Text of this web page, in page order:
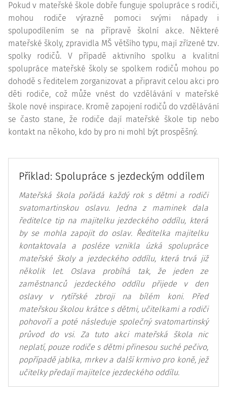
Pokud v mateřské škole dobře funguje spolupráce s rodiči,
mohou rodiče výrazně pomoci svými nápady i
spolupodílením se na přípravě školní akce. Některé
mateřské školy, zpravidla MŠ většího typu, mají zřízené tzv.
spolky rodičů. V případě aktivního spolku a kvalitní
spolupráce mateřské školy se spolkem rodičů mohou po
dohodě s ředitelem zorganizovat a připravit celou akci pro
děti rodiče, což může vnést do vzdělávání v mateřské
škole nové inspirace. Kromě zapojení rodičů do vzdělávání
se často stane, že rodiče dají mateřské škole tip nebo
kontakt na někoho, kdo by pro ni mohl být prospěšný.
Příklad: Spolupráce s jezdeckým oddílem
Mateřská škola pořádá každý rok s dětmi a rodiči
svatomartinskou oslavu. Jedna z maminek dala
ředitelce tip na majitelku jezdeckého oddílu, která
by se mohla zapojit do oslav. Ředitelka majitelku
kontaktovala a posléze vznikla úzká spolupráce
mateřské školy a jezdeckého oddílu, která trvá již
několik let. Oslava probíhá tak, že jeden ze
zaměstnanců jezdeckého oddílu přijede v den
oslavy v rytířské zbroji na bílém koni. Před
mateřskou školou krátce s dětmi, učitelkami a rodiči
pohovoří a poté následuje společný svatomartinský
průvod do vsi. Za tuto akci mateřská škola nic
neplatí, pouze rodiče s dětmi přinesou suché pečivo,
popřípadě jablka, mrkev a další krmivo pro koně, jež
učitelky předají majitelce jezdeckého oddílu.